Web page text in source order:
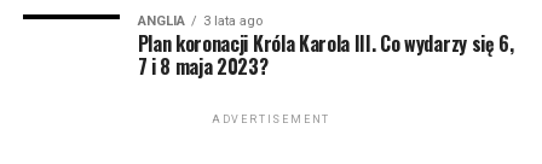
NIE MOŻE CIĘ TAM ZABRAKNĄĆ! Liczba miejsc na
widowni jest mocno ograniczona, więc nie zwlekaj z
zakupem biletów. Dostępna jest pierwsza pula w
promocyjnej cenie! ZAPRASZAMY
ANGLIA 3 lata ago
Plan koronacji Króla Karola III. Co wydarzy się 6,
7 i 8 maja 2023?
ADVERTISEMENT